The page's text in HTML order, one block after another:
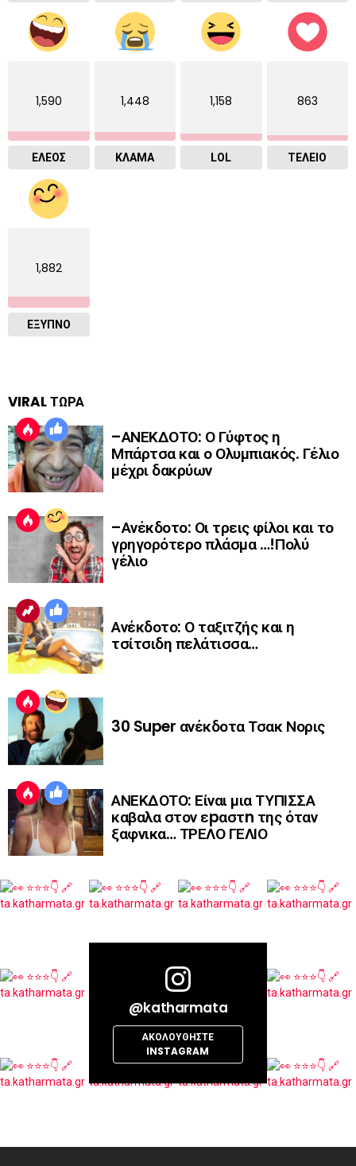
1,590
ΕΛΕΟΣ
1,448
ΚΛΑΜΑ
1,158
LOL
863
ΤΕΛΕΙΟ
1,882
ΈΞΥΠΝΟ
VIRAL ΤΩΡΑ
–ΑΝΕΚΔΟΤΟ: Ο Γύφτος η
Μπάρτσα και ο Ολυμπιακός. Γέλιο
μέχρι δακρύων
–Ανέκδοτο: Οι τρεις φίλοι και το
γρηγορότερο πλάσμα …!Πολύ
γέλιο
Ανέκδοτο: Ο ταξιτζής και η
τσίτσιδη πελάτισσα…
30 Super ανέκδοτα Τσακ Νορις
ΑΝΕΚΔΟΤΟ: Είναι μια ΤΥΠΙΣΣΑ
καβαλα στον εpαστn της όταν
ξαφνικα… ΤΡΕΛΟ ΓΕΛΙΟ
@katharmata
ΑΚΟΛΟΥΘΉΣΤΕ
INSTAGRAM